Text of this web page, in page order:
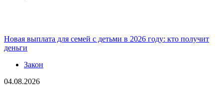
Новая выплата для семей с детьми в 2026 году: кто получит
деньги
Закон
04.08.2026